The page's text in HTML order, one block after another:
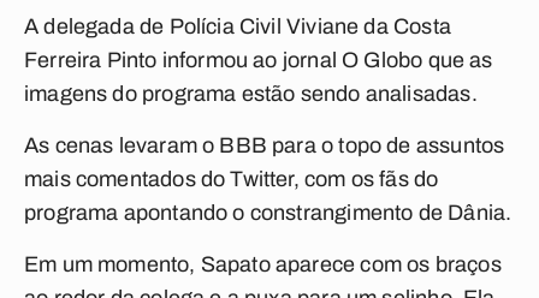
A delegada de Polícia Civil Viviane da Costa
Ferreira Pinto informou ao jornal O Globo que as
imagens do programa estão sendo analisadas.
As cenas levaram o BBB para o topo de assuntos
mais comentados do Twitter, com os fãs do
programa apontando o constrangimento de Dânia.
Em um momento, Sapato aparece com os braços